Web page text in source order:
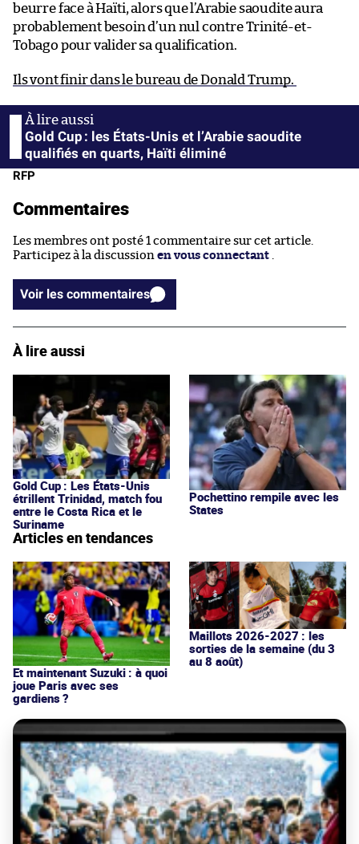
beurre face à Haïti, alors que l’Arabie saoudite aura
probablement besoin d’un nul contre Trinité-et-
Tobago pour valider sa qualification.
Ils vont finir dans le bureau de Donald Trump.
Gold Cup : les États-Unis et l’Arabie saoudite
qualifiés en quarts, Haïti éliminé
RFP
Commentaires
Les membres ont posté 1 commentaire sur cet article.
Participez à la discussion en vous connectant
Voir les commentaires
À lire aussi
Gold Cup : Les États-Unis
étrillent Trinidad, match fou
entre le Costa Rica et le
Suriname
Pochettino rempile avec les
States
Articles en tendances
Et maintenant Suzuki : à quoi
joue Paris avec ses
gardiens ?
Maillots 2026-2027 : les
sorties de la semaine (du 3
au 8 août)